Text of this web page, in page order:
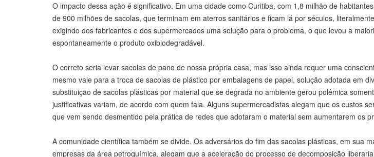
O impacto dessa ação é significativo. Em uma cidade como Curitiba, com 1,8 milhão de
de 900 milhões de sacolas, que terminam em aterros sanitários e ficam lá por séculos,
exigindo dos fabricantes e dos supermercados uma solução para o problema, o que levou a
espontaneamente o produto oxibiodegradável.
O correto seria levar sacolas de pano de nossa própria casa, mas isso ainda requer uma
mesmo vale para a troca de sacolas de plástico por embalagens de papel, solução adotada em
substituição de sacolas plásticas por material que se degrada no ambiente gerou polêmica
justificativas variam, de acordo com quem fala. Alguns supermercadistas alegam que os custos
que vem sendo desmentido pela prática de redes que adotaram o material sem aumentarem os
A comunidade científica também se divide. Os adversários do fim das sacolas plásticas, em sua
empresas da área petroquímica, alegam que a aceleração do processo de decomposição